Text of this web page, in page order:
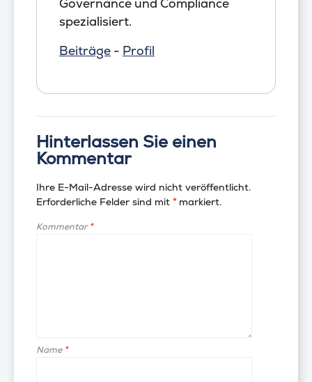
spezialisiert.
Beiträge - Profil
Hinterlassen Sie einen
Kommentar
Ihre E-Mail-Adresse wird nicht veröffentlicht.
Erforderliche Felder sind mit *markiert.
Kommentar*
Name *